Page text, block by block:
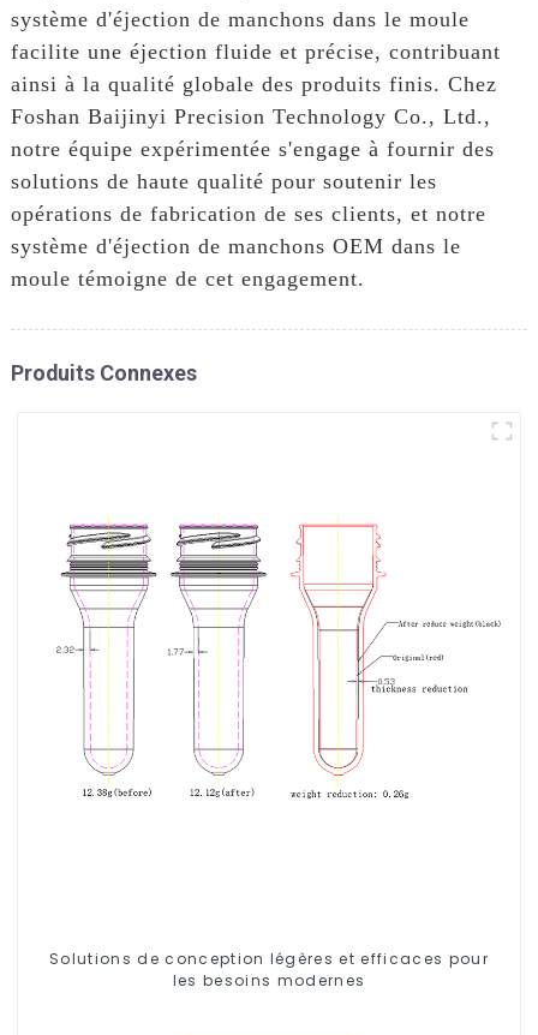
système d'éjection de manchons dans le moule
facilite une éjection fluide et précise, contribuant
ainsi à la qualité globale des produits finis. Chez
Foshan Baijinyi Precision Technology Co., Ltd.,
notre équipe expérimentée s'engage à fournir des
solutions de haute qualité pour soutenir les
opérations de fabrication de ses clients, et notre
système d'éjection de manchons OEM dans le
moule témoigne de cet engagement.
Produits Connexes
Solutions de conception légères et efficaces pour
les besoins modernes